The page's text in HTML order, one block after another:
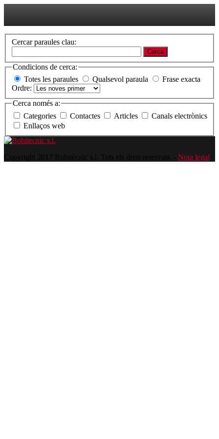
Cercar paraules clau:
Cerca
Condicions de cerca:
Totes les paraules
Qualsevol paraula
Frase exacta
Ordre:
Cerca només a:
Categories
Contactes Articles
Canals electrònics
Enllaços web
Copyright 2017 Bobitècnic s.l. Tots els drets reservats. - Nota legal